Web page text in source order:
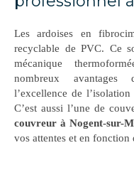
Les ardoises en
recyclable de PVC. Ce
mécanique
nombreux avantages
l’excellence de
C’est aussi l’une de
couvreur à Nogent-sur-
vos attentes et en fonction